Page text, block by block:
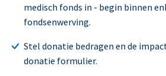
medisch fonds in - begin binnen
fondsenwerving.
Stel donatie bedragen en de
donatie formulier.